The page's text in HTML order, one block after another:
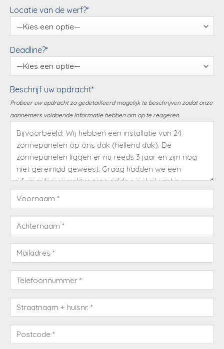
Locatie van de werf?*
Deadline?*
Beschrijf uw opdracht*
Probeer uw opdracht zo gedetailleerd mogelijk te beschrijven zodat onze
aannemers voldoende informatie hebben om op te reageren.